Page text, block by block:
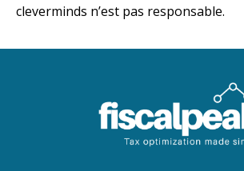
cleverminds n’est pas responsable.